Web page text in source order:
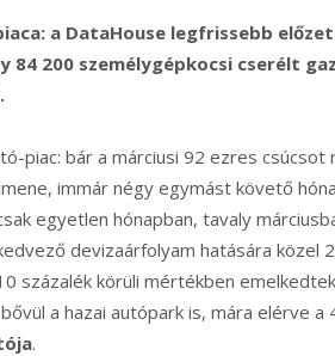
a DataHouse legfrissebb
200 személygépkocsi cserélt
piac: bár a márciusi 92 ezres csúcsot
immár négy egymást követő
egyetlen hónapban, tavaly
devizaárfolyam hatására közel
százalék körüli mértékben
a hazai autópark is, mára elérve a
.